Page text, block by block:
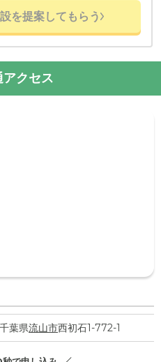
を提案してもらう
クセス
葉県流山市西初石1-772-1